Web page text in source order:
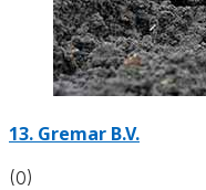
13. Gremar B.V.
(0)